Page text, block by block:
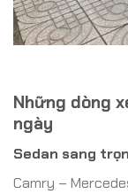
Những dòng
ngày
Sedan sang
Camry –